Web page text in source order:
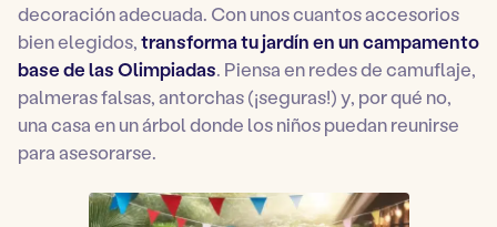
decoración adecuada. Con unos cuantos accesorios
bien elegidos,transforma tu jardín en un campamento
base de las Olimpiadas. Piensa en redes de camuflaje,
palmeras falsas, antorchas (¡seguras!) y, por qué no,
una casa en un árbol donde los niños puedan reunirse
para asesorarse.